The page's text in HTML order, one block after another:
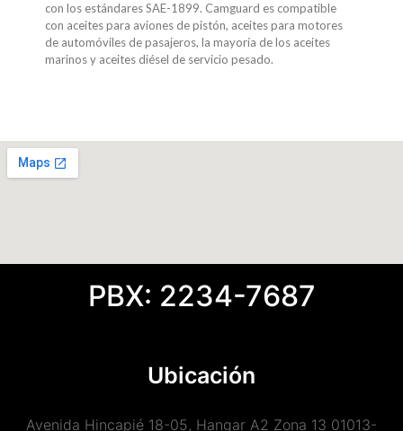
con los estándares SAE-1899. Camguard es compatible
con aceites para aviones de pistón, aceites para motores
de automóviles de pasajeros, la mayoría de los aceites
marinos y aceites diésel de servicio pesado.
PBX: 2234-7687
Ubicación
Avenida Hincapié 18-05, Hangar A2 Zona 13 01013-